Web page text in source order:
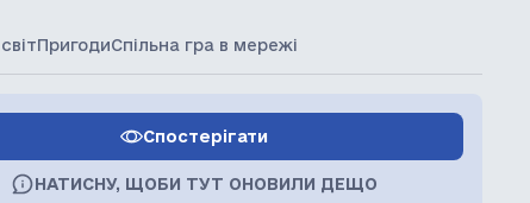
ПригодиСпільна гра в мережі
Спостерігати
НАТИСНУ, ЩОБИ ТУТ ОНОВИЛИ ДЕЩО